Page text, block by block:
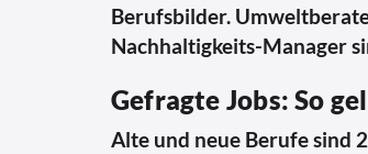
Berufsbilder.
Nachhaltigkeits-Manager
Gefragte Jobs: So
Alte und neue Berufe sind